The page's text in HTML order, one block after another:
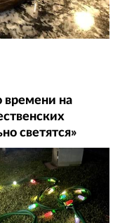
времени на
светятся»